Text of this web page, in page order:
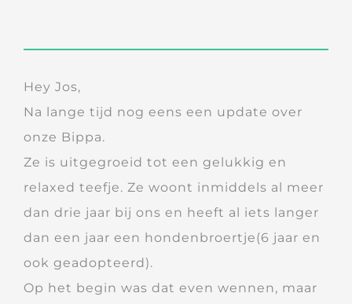
Hey Jos,
Na lange tijd nog eens een update over
onze Bippa.
Ze is uitgegroeid tot een gelukkig en
relaxed teefje. Ze woont inmiddels al meer
dan drie jaar bij ons en heeft al iets langer
dan een jaar een hondenbroertje(6 jaar en
ook geadopteerd).
Op het begin was dat even wennen, maar